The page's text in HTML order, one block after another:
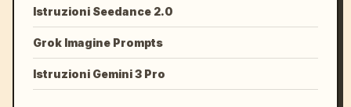
Istruzioni Seedance 2.0
Grok Imagine Prompts
Istruzioni Gemini 3 Pro